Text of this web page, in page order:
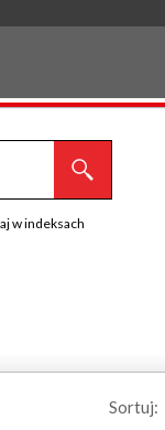
w indeksach
Sortuj: